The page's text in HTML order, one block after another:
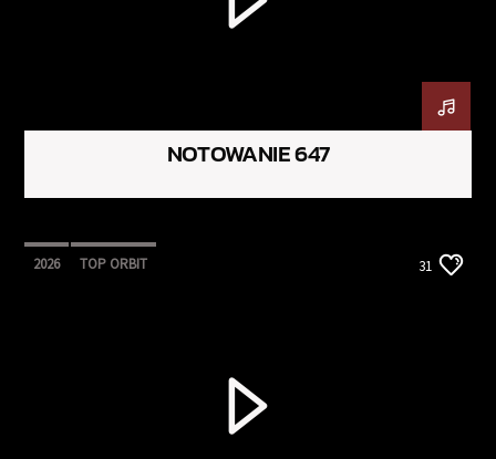
NOTOWANIE 647
2026 TOP ORBIT 31